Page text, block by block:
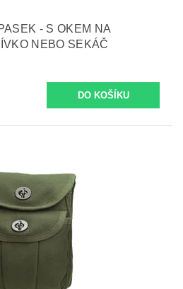
- S OKEM NA
NEBO SEKÁČ